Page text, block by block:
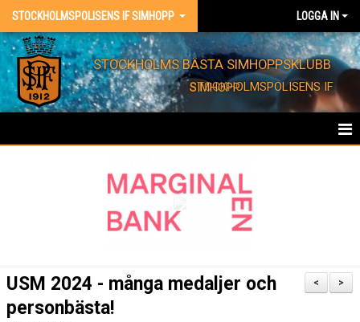
STOCKHOLMSPOLISENS IF SIMHOPP LOGGA IN
STOCKHOLMS BÄSTA SIMHOPPSKLUBB
STOCKHOLMSPOLISENS IF SIMHOPP
BARNKALAS
>
<
USM 2024 - många medaljer och
personbästa!